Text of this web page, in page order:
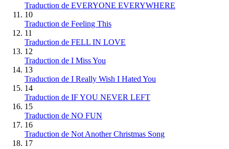
Traduction de EVERYONE EVERYWHERE
10
Traduction de Feeling This
11
Traduction de FELL IN LOVE
12
Traduction de I Miss You
13
Traduction de I Really Wish I Hated You
14
Traduction de IF YOU NEVER LEFT
15
Traduction de NO FUN
16
Traduction de Not Another Christmas Song
17